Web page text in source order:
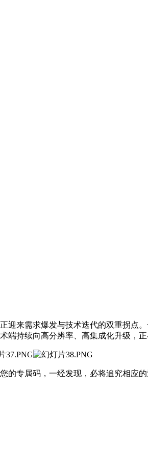
迎来需求爆发与技术迭代的双重拐点
持续向高分辨率、高集成化升级，
的专属码，一经发现，必将追究相应的